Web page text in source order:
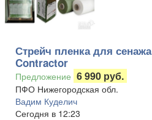
Стрейч пленка для сенажа
Contractor
Предложение 6 990 руб.
ПФО Нижегородская обл.
Вадим Куделич
Сегодня в 12:23